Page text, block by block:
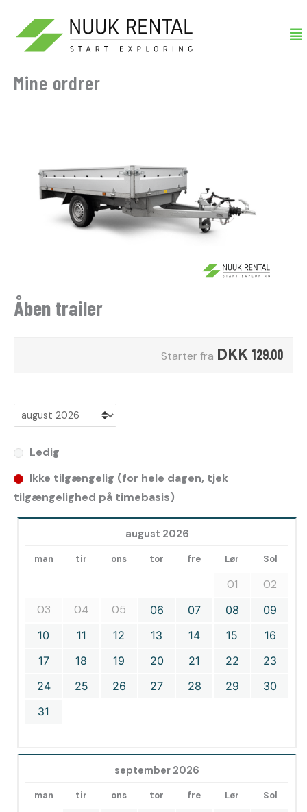
indholdet
Mine ordrer
Åben trailer
Starter fra DKK 129.00
Ledig
Ikke tilgængelig (for hele dagen, tjek
tilgængelighed på timebasis)
august 2026
man tir ons tor fre Lør Sol
01
02
03
04 05 06 07 08
09
10
11 12 13 14 15
16
17
18 19 20 21 22
23
24
25 26 27 28 29
30
31
september 2026
man tir ons tor fre Lør Sol